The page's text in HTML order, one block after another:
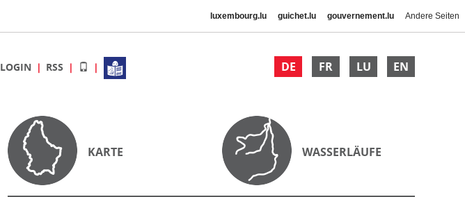
luxembourg.lu guichet.lu gouvernement.lu Andere Seiten
DE FR LU EN
LOGIN RSS
KARTE WASSERLÄUFE